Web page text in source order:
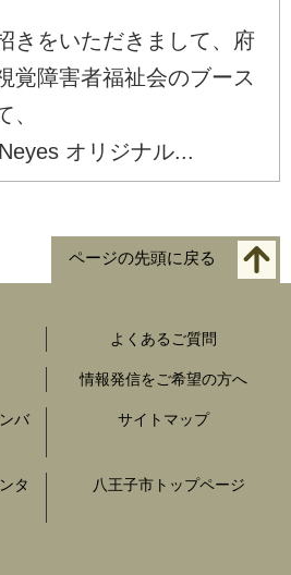
きをいただきまして、府
覚障害者福祉会のブース
、
オリジナル...
ページの先頭に戻る
よくあるご質問
情報発信をご希望の方へ
バ
サイトマップ
タ
八王子市トップページ